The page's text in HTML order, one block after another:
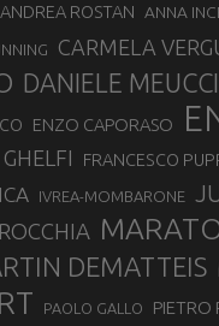
ANDREA ROSTAN ANNA
CARMELA
DANIELE MEUCCI
ENZO CAPORASO
FRANCESCO
IVREA-MOMBARONE
DEMATTEIS
PAOLO GALLO PIETRO